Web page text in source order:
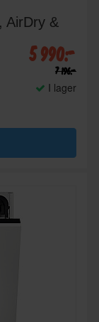
AirDry &
5 990:-
7 196:-
I lager